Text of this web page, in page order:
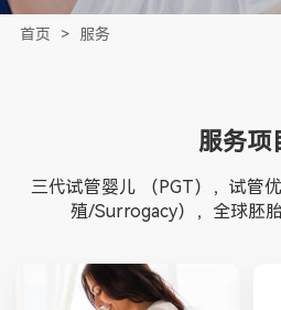
首页 > 服务
服务项
三代试管婴儿 （PGT），试管
殖/Surrogacy），全球胚